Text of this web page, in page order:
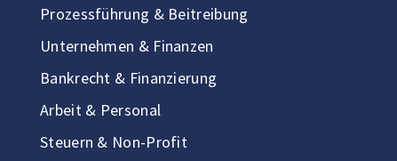
Prozessführung & Beitreibung
Unternehmen & Finanzen
Bankrecht & Finanzierung
Arbeit & Personal
Steuern & Non-Profit